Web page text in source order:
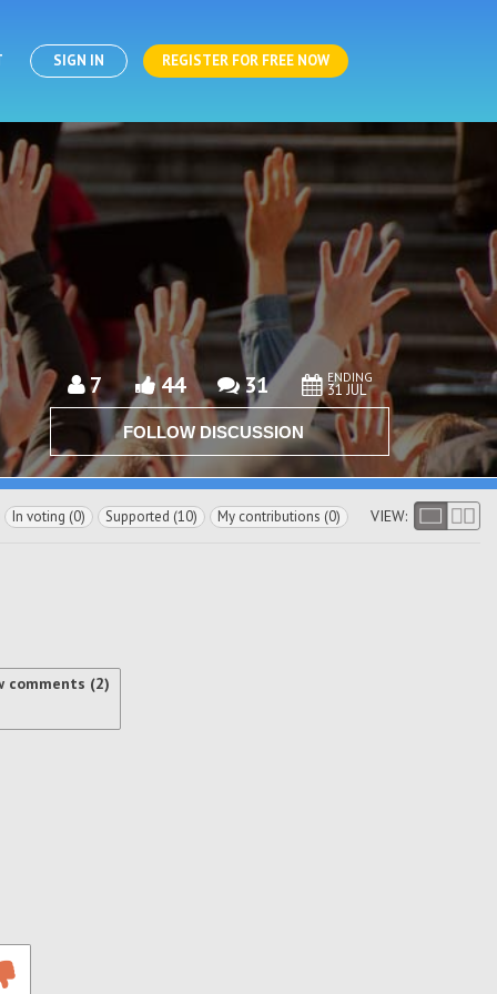
SIGN IN REGISTER FOR FREE NOW
7 44 31 ENDING
31 JUL
FOLLOW DISCUSSION
In voting (0) Supported (10) My contributions (0) VIEW:
comments (2)